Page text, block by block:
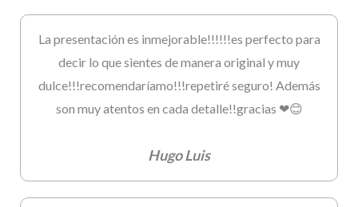
La presentación es inmejorable!!!!!!es perfecto para
decir lo que sientes de manera original y muy
dulce!!!recomendaríamo!!!repetiré seguro! Además
son muy atentos en cada detalle!!gracias ❤😊
Hugo Luis